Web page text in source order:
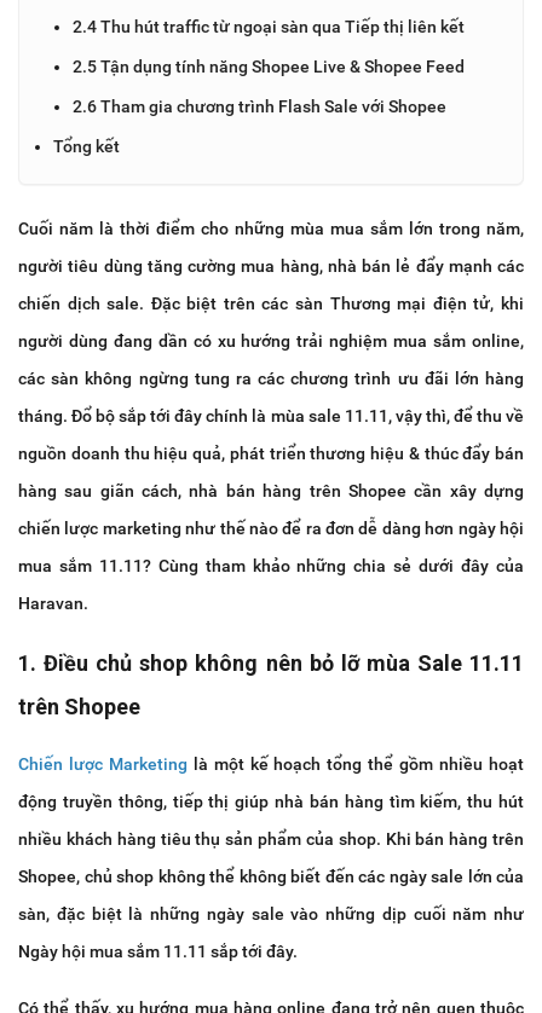
2.4 Thu hút traffic từ ngoại sàn qua Tiếp thị liên kết
2.5 Tận dụng tính năng Shopee Live & Shopee Feed
2.6 Tham gia chương trình Flash Sale với Shopee
Tổng kết
Cuối năm là thời điểm cho những mùa mua sắm lớn trong năm,
người tiêu dùng tăng cường mua hàng, nhà bán lẻ đẩy mạnh các
chiến dịch sale. Đặc biệt trên các sàn Thương mại điện tử, khi
người dùng đang dần có xu hướng trải nghiệm mua sắm online,
các sàn không ngừng tung ra các chương trình ưu đãi lớn hàng
tháng. Đổ bộ sắp tới đây chính là mùa sale 11.11, vậy thì, để thu về
nguồn doanh thu hiệu quả, phát triển thương hiệu & thúc đẩy bán
hàng sau giãn cách, nhà bán hàng trên Shopee cần xây dựng
chiến lược marketing như thế nào để ra đơn dễ dàng hơn ngày hội
mua sắm 11.11? Cùng tham khảo những chia sẻ dưới đây của
Haravan.
1. Điều chủ shop không nên bỏ lỡ mùa Sale 11.11
trên Shopee
Chiến lược Marketing là một kế hoạch tổng thể gồm nhiều hoạt
động truyền thông, tiếp thị giúp nhà bán hàng tìm kiếm, thu hút
nhiều khách hàng tiêu thụ sản phẩm của shop. Khi bán hàng trên
Shopee, chủ shop không thể không biết đến các ngày sale lớn của
sàn, đặc biệt là những ngày sale vào những dịp cuối năm như
Ngày hội mua sắm 11.11 sắp tới đây.
Có thể thấy, xu hướng mua hàng online đang trở nên quen thuộc